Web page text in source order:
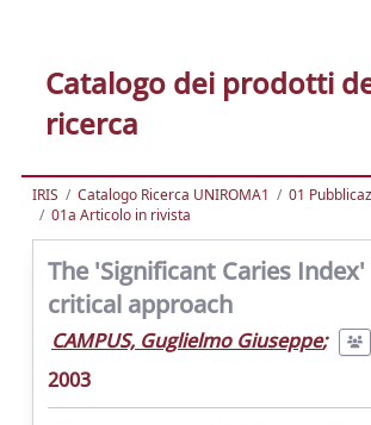
Catalogo dei prodotti
ricerca
IRIS Catalogo Ricerca UNIROMA1
01
01a Articolo in rivista
The 'Significant Caries Index'
critical approach
CAMPUS, Guglielmo Giuseppe;
2003